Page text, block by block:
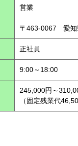
営業
〒463-0067 愛知
正社員
9:00～18:00
245,000円～
（固定残業代